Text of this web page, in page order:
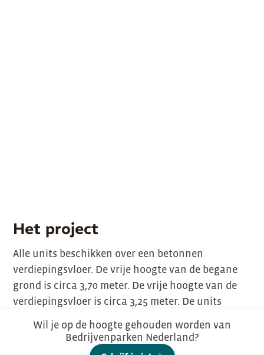
Wil je op de hoogte gehouden worden van
Bedrijvenparken Nederland?
Het project
Alle units beschikken over een betonnen
verdiepingsvloer. De vrije hoogte van de begane
grond is circa 3,70 meter. De vrije hoogte van de
verdiepingsvloer is circa 3,25 meter. De units
nutsaansluitingen – elektra, water, en riool.
Bovendien beschikken de units over een aparte